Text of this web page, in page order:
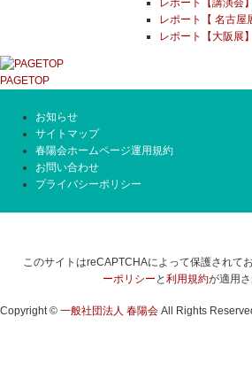
レポート【講演会】
レポート【 名古屋
レポート【大阪展】
PAGETOP
お知らせ
サイトマップ
春陽会ホームページ運用規約
お問い合わせ
プライバシーポリシー
このサイトはreCAPTCHAによって保護されて
ーポリシー と 利用規約が適用さ
Copyright © 一般社団法人 春陽会 All Rights